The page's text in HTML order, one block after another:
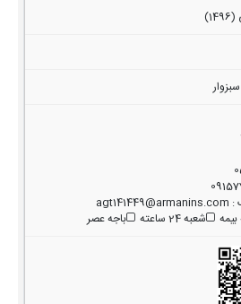
:
agt141449@armanins.com
بیمه شعبه 24 ساعته باجه عصر